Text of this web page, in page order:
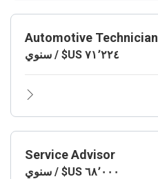
Automotive Technician
Service Advisor